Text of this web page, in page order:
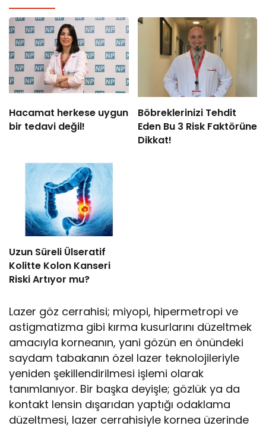
Hacamat herkese uygun
bir tedavi değil!
Böbreklerinizi Tehdit
Eden Bu 3 Risk Faktörüne
Dikkat!
Uzun Süreli Ülseratif
Kolitte Kolon Kanseri
Riski Artıyor mu?
Lazer göz cerrahisi; miyopi, hipermetropi ve
astigmatizma gibi kırma kusurlarını düzeltmek
amacıyla korneanın, yani gözün en önündeki
saydam tabakanın özel lazer teknolojileriyle
yeniden şekillendirilmesi işlemi olarak
tanımlanıyor. Bir başka deyişle; gözlük ya da
kontakt lensin dışarıdan yaptığı odaklama
düzeltmesi, lazer cerrahisiyle kornea üzerinde